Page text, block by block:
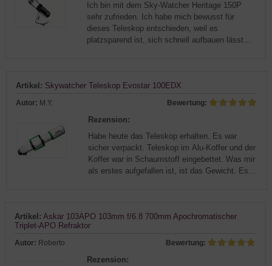
Ich bin mit dem Sky-Watcher Heritage 150P
sehr zufrieden. Ich habe mich bewusst für
dieses Teleskop entschieden, weil es
platzsparend ist, sich schnell aufbauen lässt
Artikel: Skywatcher Teleskop Evostar 100EDX
Autor: M.Y. Bewertung:
Rezension:
Habe heute das Teleskop erhalten. Es war
sicher verpackt. Teleskop im Alu-Koffer und der
Koffer war in Schaumstoff eingebettet. Was mir
als erstes aufgefallen ist, ist das Gewicht. Es
Artikel: Askar 103APO 103mm f/6.8 700mm Apochromatischer
Triplet-APO Refraktor
Autor: Roberto Bewertung:
Rezension: